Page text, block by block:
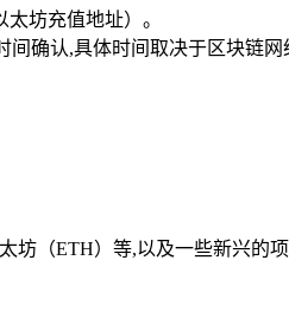
坊充值地址）。
确认,具体时间取决于区块链网
（ETH）等,以及一些新兴的项